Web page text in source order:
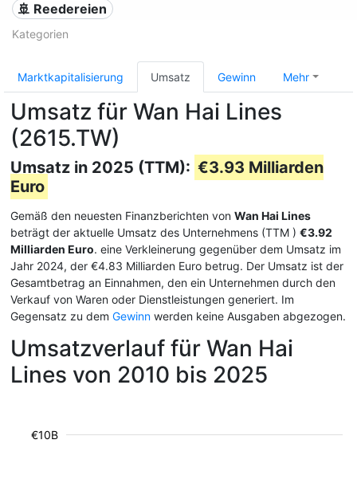
🚢 Reedereien
Kategorien
Marktkapitalisierung Umsatz Gewinn Mehr
Umsatz für Wan Hai Lines
(2615.TW)
Umsatz in 2025 (TTM): €3.93 Milliarden
Euro
Gemäß den neuesten Finanzberichten von Wan Hai Lines
beträgt der aktuelle Umsatz des Unternehmens (TTM ) €3.92
Milliarden Euro. eine Verkleinerung gegenüber dem Umsatz im
Jahr 2024, der €4.83 Milliarden Euro betrug. Der Umsatz ist der
Gesamtbetrag an Einnahmen, den ein Unternehmen durch den
Verkauf von Waren oder Dienstleistungen generiert. Im
Gegensatz zu dem Gewinn werden keine Ausgaben abgezogen.
Umsatzverlauf für Wan Hai
Lines von 2010 bis 2025
€10B